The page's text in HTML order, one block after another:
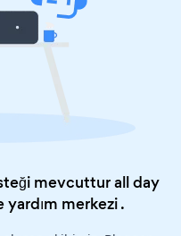
mevcuttur all day
yardım merkezi.